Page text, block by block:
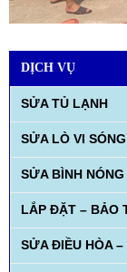
DỊCH VỤ
SỬA TỦ LẠNH
SỬA LÒ VI SÓNG
SỬA BÌNH
LẮP ĐẶT – BẢO
SỬA ĐIỀU HÒA –